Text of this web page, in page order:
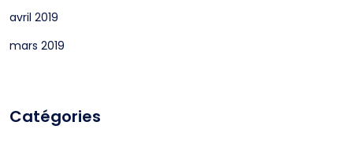
avril 2019
mars 2019
Catégories